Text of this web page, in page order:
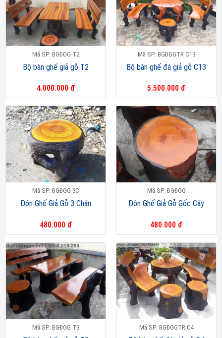
Mã SP: BGĐGG T2
Bộ bàn ghế giả gỗ T2
4.000.000 đ
Mã SP: BGĐGGTR C13
Bộ bàn ghế đá giả gỗ C13
5.500.000 đ
Mã SP: ĐGĐGG 3C
Đôn Ghế Giả Gỗ 3 Chân
480.000 đ
Mã SP: ĐGĐGG
Đôn Ghế Giả Gỗ Gốc Cây
480.000 đ
Mã SP: BGĐGG T3 Mã SP: BGĐGGTR C4